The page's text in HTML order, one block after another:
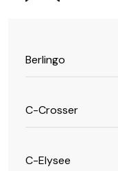
Berlingo
C-Crosser
C-Elysee